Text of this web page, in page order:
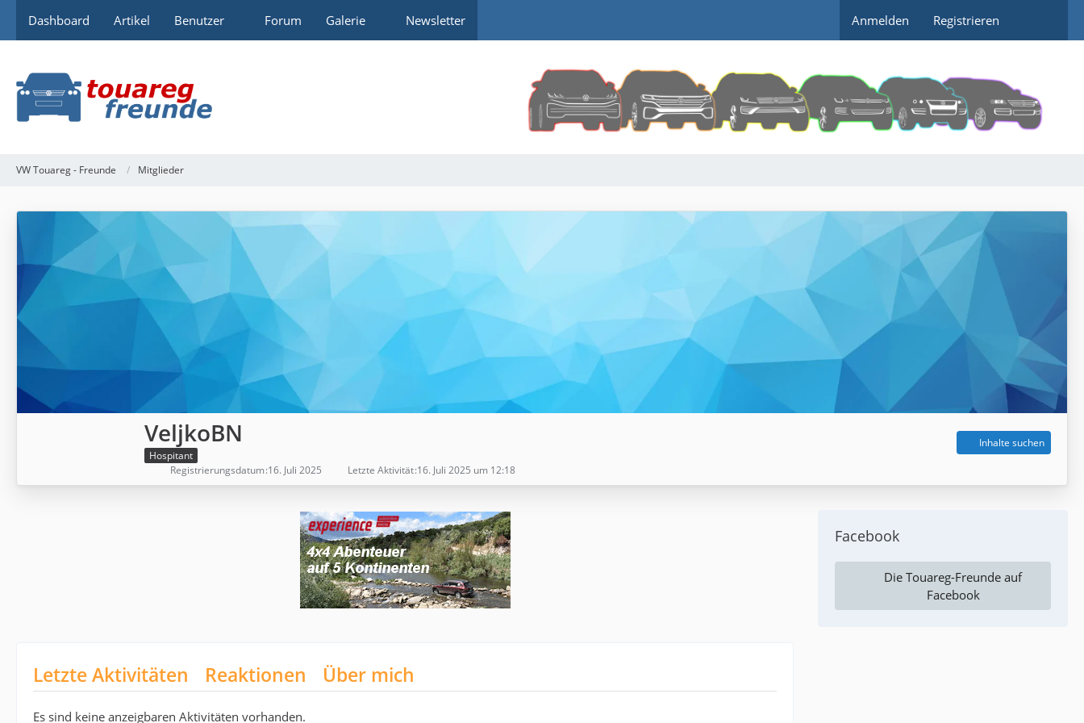
Dashboard Artikel Benutzer Forum Galerie Newsletter Anmelden Registrieren
VW Touareg - Freunde Mitglieder
VeljkoBN
Hospitant
Inhalte suchen
Registrierungsdatum 16. Juli 2025 Letzte Aktivität 16. Juli 2025 um 12:18
Letzte Aktivitäten Reaktionen Über mich
Es sind keine anzeigbaren Aktivitäten vorhanden.
Facebook
Die Touareg-Freunde auf
Facebook